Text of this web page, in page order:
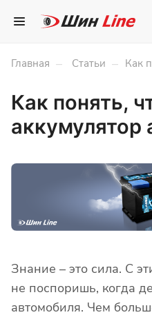
Главная – Статьи – Как
Как понять,
аккумулятор
Знание – это сила. С
не поспоришь, когда
автомобиля. Чем